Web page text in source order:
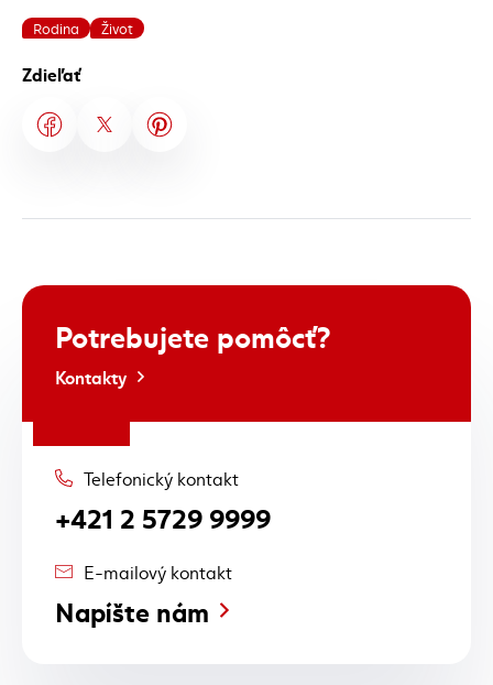
Zdieľať
Rodina Život
Potrebujete pomôcť?
Kontakty
Telefonický kontakt
+421 2 5729 9999
E-mailový kontakt
Napíšte nám